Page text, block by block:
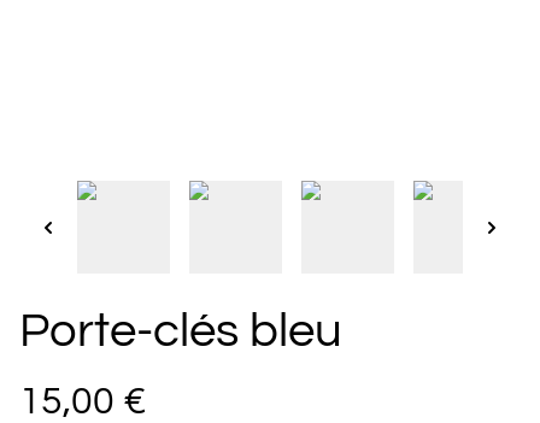
Porte-clés bleu
15,00 €